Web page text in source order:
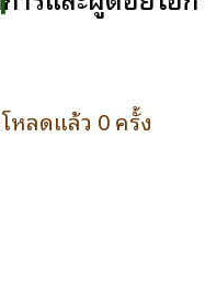
หลดแล้ว 0 ครั้ง